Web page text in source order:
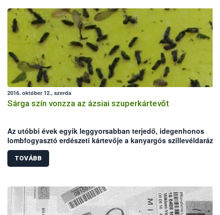
2016. október 12., szerda
Sárga szín vonzza az ázsiai szuperkártevőt
Az utóbbi évek egyik leggyorsabban terjedő, idegenhonos
lombfogyasztó erdészeti kártevője a kanyargós szillevéldarázs.
Olyannyira váratlanul tűnt fel a tarrágások révén Európa egyes
szilállományaiban, hogy angol és magyar elnevezésünk is csak
2010 óta van rá.
TOVÁBB